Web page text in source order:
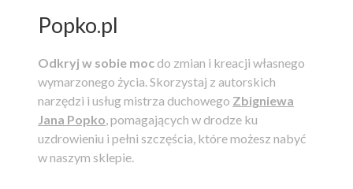
Popko.pl
Odkryj w sobie moc do zmian i kreacji własnego
wymarzonego życia.Skorzystaj z autorskich
narzędzi i usług mistrza duchowego Zbigniewa
Jana Popko, pomagających w drodze ku
uzdrowieniu i pełni szczęścia, które możesz nabyć
w naszym sklepie.